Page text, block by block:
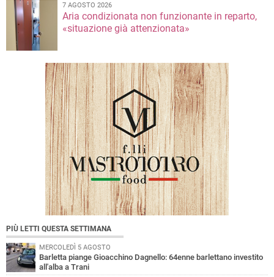
7 AGOSTO 2026
Aria condizionata non funzionante in reparto,
«situazione già attenzionata»
PIÙ LETTI QUESTA SETTIMANA
MERCOLEDÌ 5 AGOSTO
Barletta piange Gioacchino Dagnello: 64enne barlettano investito
all'alba a Trani